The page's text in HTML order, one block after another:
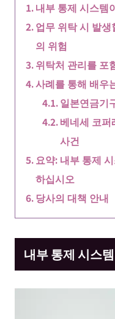
내부 통제 시스템
업무 위탁 시 발
의 위험
위탁처 관리를 포
사례를 통해 배우
일본연금기
베네세 코
사건
요약: 내부 통제
하십시오
당사의 대책 안내
내부 통제 시스